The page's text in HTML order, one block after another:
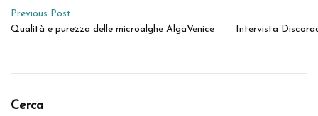
Previous Post
Qualità e purezza delle microalghe AlgaVenice
Intervista
Cerca